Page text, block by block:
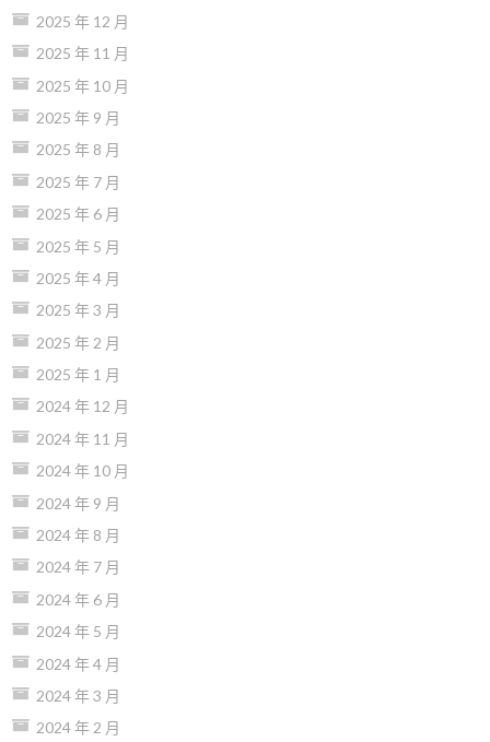
2025 年 12 月
2025 年 11 月
2025 年 10 月
2025 年 9 月
2025 年 8 月
2025 年 7 月
2025 年 6 月
2025 年 5 月
2025 年 4 月
2025 年 3 月
2025 年 2 月
2025 年 1 月
2024 年 12 月
2024 年 11 月
2024 年 10 月
2024 年 9 月
2024 年 8 月
2024 年 7 月
2024 年 6 月
2024 年 5 月
2024 年 4 月
2024 年 3 月
2024 年 2 月